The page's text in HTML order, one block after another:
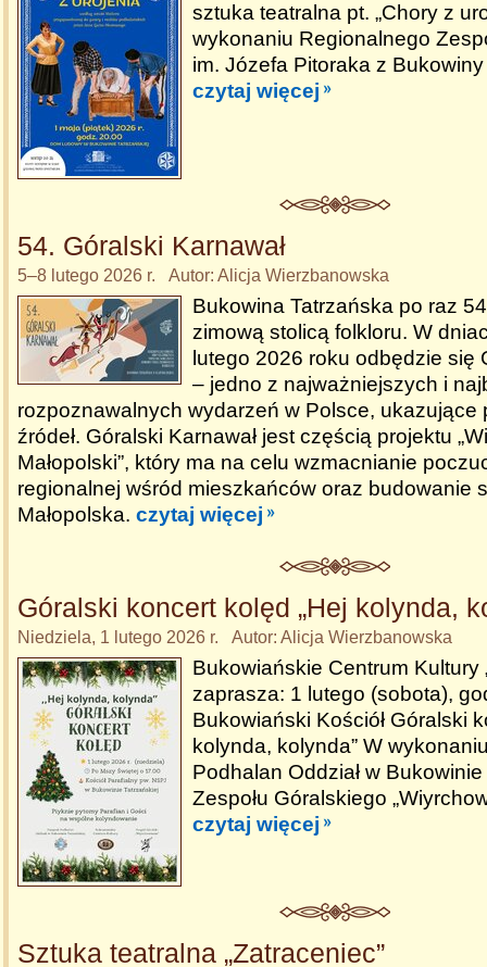
sztuka teatralna pt. „Chory z
wykonaniu Regionalnego
im. Józefa Pitoraka z
czytaj więcej
54. Góralski Karnawał
5–8 lutego 2026 r. Autor: Alicja Wierzbanowska
Bukowina Tatrzańska po raz
zimową stolicą folkloru. W
lutego 2026 roku odbędzie się
– jedno z najważniejszych i
rozpoznawalnych wydarzeń w Polsce, ukazujące
źródeł. Góralski Karnawał jest częścią projektu
Małopolski”, który ma na celu wzmacnianie
regionalnej wśród mieszkańców oraz budowanie
Małopolska. czytaj więcej
Góralski koncert kolęd „Hej kolynda,
Niedziela, 1 lutego 2026 r. Autor: Alicja Wierzbanowska
Bukowiańskie Centrum Kultury
zaprasza: 1 lutego (sobota),
Bukowiański Kościół Góralski
kolynda, kolynda” W
Podhalan Oddział w
Zespołu Góralskiego
czytaj więcej
Sztuka teatralna „Zatraceniec”